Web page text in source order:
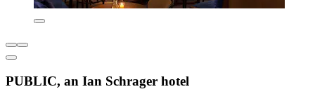
PUBLIC, an Ian Schrager hotel